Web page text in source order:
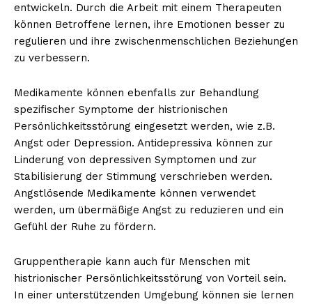
entwickeln. Durch die Arbeit mit einem Therapeuten
können Betroffene lernen, ihre Emotionen besser zu
regulieren und ihre zwischenmenschlichen Beziehungen
zu verbessern.
Medikamente können ebenfalls zur Behandlung
spezifischer Symptome der histrionischen
Persönlichkeitsstörung eingesetzt werden, wie z.B.
Angst oder Depression. Antidepressiva können zur
Linderung von depressiven Symptomen und zur
Stabilisierung der Stimmung verschrieben werden.
Angstlösende Medikamente können verwendet
werden, um übermäßige Angst zu reduzieren und ein
Gefühl der Ruhe zu fördern.
Gruppentherapie kann auch für Menschen mit
histrionischer Persönlichkeitsstörung von Vorteil sein.
In einer unterstützenden Umgebung können sie lernen